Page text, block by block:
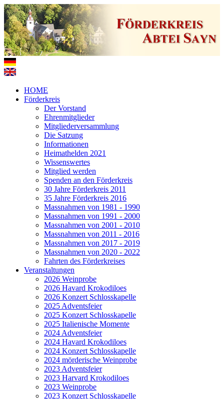
HOME
Förderkreis
Der Vorstand
Ehrenmitglieder
Mitgliederversammlung
Die Satzung
Informationen
Heimathelden 2021
Wissenswertes
Mitglied werden
Spenden an den Förderkreis
30 Jahre Förderkreis 2011
35 Jahre Förderkreis 2016
Massnahmen von 1981 - 1990
Massnahmen von 1991 - 2000
Massnahmen von 2001 - 2010
Massnahmen von 2011 - 2016
Massnahmen von 2017 - 2019
Massnahmen von 2020 - 2022
Fahrten des Förderkreises
Veranstaltungen
2026 Weinprobe
2026 Havard Krokodiloes
2026 Konzert Schlosskapelle
2025 Adventsfeier
2025 Konzert Schlosskapelle
2025 Italienische Momente
2024 Adventsfeier
2024 Havard Krokodiloes
2024 Konzert Schlosskapelle
2024 mörderische Weinprobe
2023 Adventsfeier
2023 Harvard Krokodiloes
2023 Weinprobe
2023 Konzert Schlosskapelle